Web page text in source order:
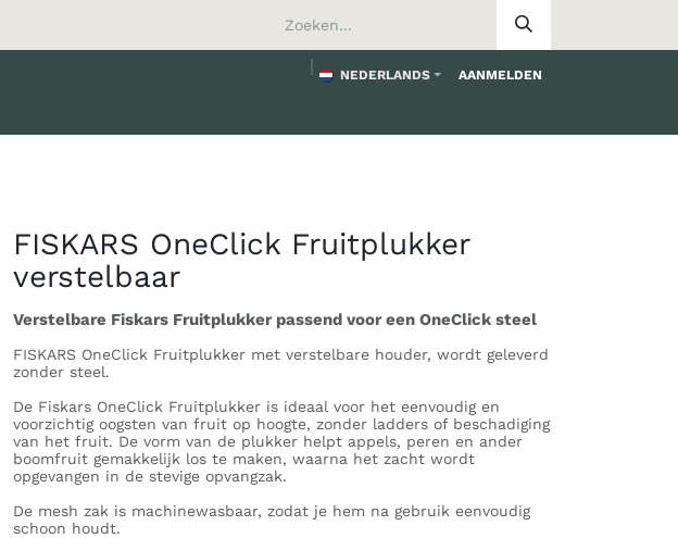
NEDERLANDS AANMELDEN
FISKARS OneClick Fruitplukker
verstelbaar
Verstelbare Fiskars Fruitplukker passend voor een OneClick steel
FISKARS OneClick Fruitplukker met verstelbare houder, wordt geleverd
zonder steel.
De Fiskars OneClick Fruitplukker is ideaal voor het eenvoudig en
voorzichtig oogsten van fruit op hoogte, zonder ladders of beschadiging
van het fruit. De vorm van de plukker helpt appels, peren en ander
boomfruit gemakkelijk los te maken, waarna het zacht wordt
opgevangen in de stevige opvangzak.
De mesh zak is machinewasbaar, zodat je hem na gebruik eenvoudig
schoon houdt.